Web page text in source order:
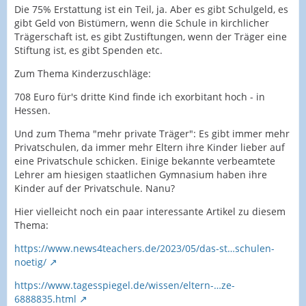
Die 75% Erstattung ist ein Teil, ja. Aber es gibt Schulgeld, es
gibt Geld von Bistümern, wenn die Schule in kirchlicher
Trägerschaft ist, es gibt Zustiftungen, wenn der Träger eine
Stiftung ist, es gibt Spenden etc.
Zum Thema Kinderzuschläge:
708 Euro für's dritte Kind finde ich exorbitant hoch - in
Hessen.
Und zum Thema "mehr private Träger": Es gibt immer mehr
Privatschulen, da immer mehr Eltern ihre Kinder lieber auf
eine Privatschule schicken. Einige bekannte verbeamtete
Lehrer am hiesigen staatlichen Gymnasium haben ihre
Kinder auf der Privatschule. Nanu?
Hier vielleicht noch ein paar interessante Artikel zu diesem
Thema:
https://www.news4teachers.de/2023/05/das-st…schulen-
noetig/
https://www.tagesspiegel.de/wissen/eltern-…ze-
6888835.html